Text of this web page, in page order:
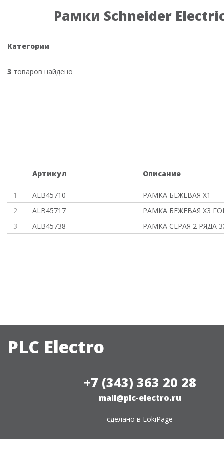
Рамки Schneider
Категории
3 товаров найдено
Артикул Описание
1 ALB45710
РАМКА БЕЖЕВАЯ Х1
2
ALB45717
РАМКА БЕЖЕВАЯ Х3
3
ALB45738 РАМКА СЕРАЯ 2 РЯДА
PLC Electro
+7 (343) 363 20 28
mail@plc-electro.ru
сделано в LokiPage